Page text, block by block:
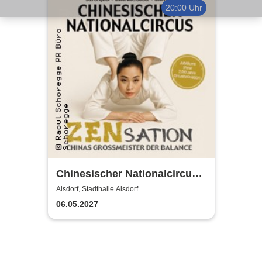
20:00 Uhr
Chinesischer Nationalcircus -
ZENsation - Chinas
Grossmeister der Balance
Alsdorf, Stadthalle Alsdorf
06.05.2027